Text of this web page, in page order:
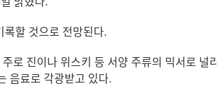
록할 것으로 전망된다.
주로 진이나 위스키 등 서양 주류의 믹서로 널리
음료로 각광받고 있다.